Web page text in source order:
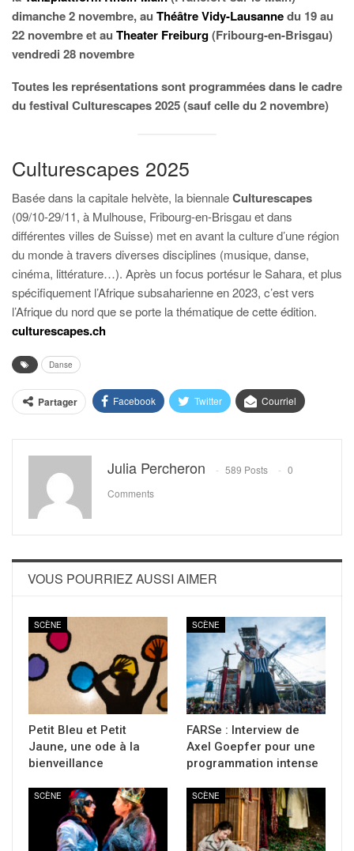
dimanche 2 novembre, au Théâtre Vidy-Lausannedu 19 au
22 novembre et au Theater Freiburg(Fribourg-en-Brisgau)
vendredi 28 novembre
Toutes les représentations sont programmées dans le cadre
du festival Culturescapes 2025 (sauf celle du 2 novembre)
Culturescapes 2025
Basée dans la capitale helvète, la biennaleCulturescapes
(09/10-29/11, à Mulhouse, Fribourg-en-Brisgau et dans
différentes villes de Suisse) met en avant la culture d’une région
du monde à travers diverses disciplines (musique, danse,
cinéma, littérature…). Après un focus portésur le Sahara, et plus
spécifiquement l’Afrique subsaharienne en 2023, c’est vers
l’Afrique du nord que se porte la thématique de cette édition.
culturescapes.ch
Danse
Partager Facebook Twitter Courriel
Julia Percheron 589 Posts
0
Comments
VOUS POURRIEZ AUSSI AIMER
SCÈNE
Petit Bleu et Petit
Jaune, une ode à la
bienveillance
SCÈNE
FARSe : Interview de
Axel Goepfer pour une
programmation intense
SCÈNE SCÈNE